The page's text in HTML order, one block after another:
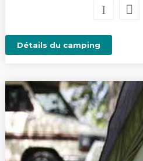
Détails du camping